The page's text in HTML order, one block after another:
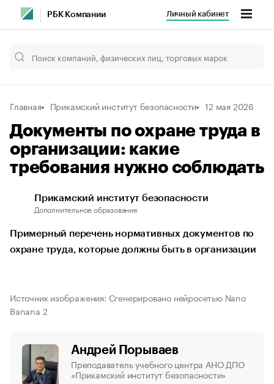
РБК Компании Личный кабинет
Главная Прикамский институт безопасности 12 мая 2026
Документы по охране труда в
организации: какие
требования нужно соблюдать
Прикамский институт безопасности
Дополнительное образование
Примерный перечень нормативных документов по
охране труда, которые должны быть в организации
Источник изображения: Сгенерировано нейросетью Nano
Banana 2
Андрей Порываев
Преподаватель учебного центра АНО ДПО
«Прикамский институт безопасности»